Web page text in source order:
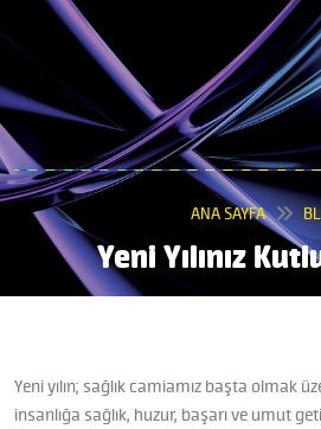
ANA SAYFA
Yeni Yılınız
Yeni yılın; sağlık camiamız başta olmak
insanlığa sağlık, huzur, başarı ve umut